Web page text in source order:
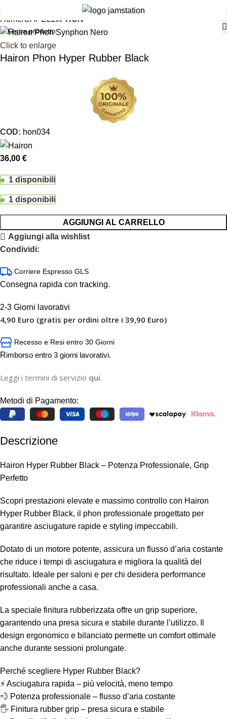
Home CAPELLI PHON
Click to enlarge
Hairon Phon Hyper Rubber Black
COD: hon034
36,00 €
1 disponibili
1 disponibili
AGGIUNGI AL CARRELLO
Aggiungi alla wishlist
Condividi:
Corriere Espresso GLS
Consegna rapida con tracking.
2-3 Giorni lavorativi
4,90 Euro (gratis per ordini oltre i 39,90 Euro)
Recesso e Resi entro 30 Giorni
Rimborso entro 3 giorni lavorativi.
Leggi i termini di servizio qui.
Metodi di Pagamento:
Descrizione
Hairon Hyper Rubber Black – Potenza Professionale, Grip
Perfetto
Scopri prestazioni elevate e massimo controllo con Hairon
Hyper Rubber Black, il phon professionale progettato per
garantire asciugature rapide e styling impeccabili.
Dotato di un motore potente, assicura un flusso d’aria costante
che riduce i tempi di asciugatura e migliora la qualità del
risultato. Ideale per saloni e per chi desidera performance
professionali anche a casa.
La speciale finitura rubberizzata offre un grip superiore,
garantendo una presa sicura e stabile durante l’utilizzo. Il
design ergonomico e bilanciato permette un comfort ottimale
anche durante sessioni prolungate.
Perché scegliere Hyper Rubber Black?
⚡ Asciugatura rapida – più velocità, meno tempo
💨 Potenza professionale – flusso d’aria costante
🖐️ Finitura rubber grip – presa sicura e stabile